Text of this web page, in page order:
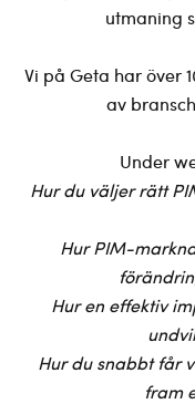
utmaning
Vi på Geta har över
av
Under
Hur du väljer rätt
Hur PIM-
Hur en effektiv
Hur du snabbt får
fram